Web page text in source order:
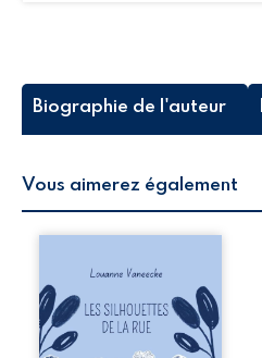
Biographie de l'auteur
Vous aimerez également
la rue donne la
parole à six
personnages
ordinaires,
traversés par des